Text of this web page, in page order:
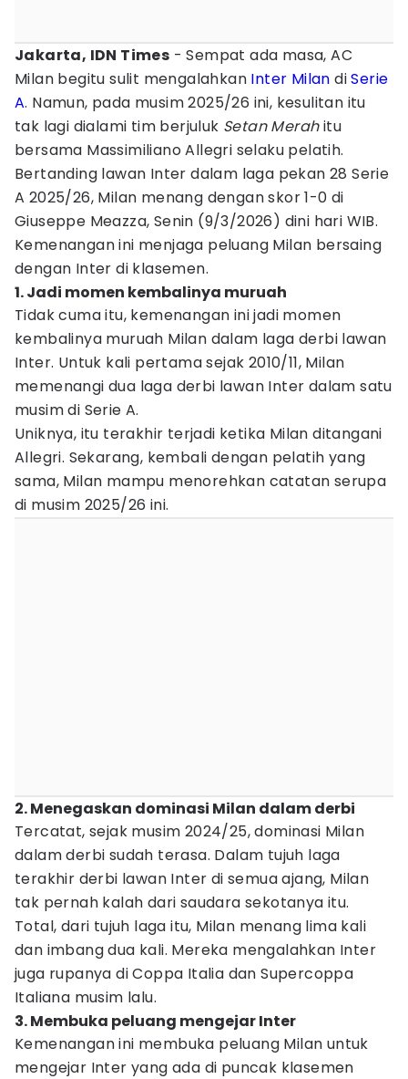
Jakarta, IDN Times - Sempat ada masa, AC
Milan begitu sulit mengalahkan Inter Milan diSerie
A. Namun, pada musim 2025/26 ini, kesulitan itu
tak lagi dialami tim berjuluk Setan Merahitu
bersama Massimiliano Allegri selaku pelatih.
Bertanding lawan Inter dalam laga pekan 28 Serie
A 2025/26, Milan menang dengan skor 1-0 di
Giuseppe Meazza, Senin (9/3/2026) dini hari WIB.
Kemenangan ini menjaga peluang Milan bersaing
dengan Inter di klasemen.
1. Jadi momen kembalinya muruah
Tidak cuma itu, kemenangan ini jadi momen
kembalinya muruah Milan dalam laga derbi lawan
Inter. Untuk kali pertama sejak 2010/11, Milan
memenangi dua laga derbi lawan Inter dalam satu
musim di Serie A.
Uniknya, itu terakhir terjadi ketika Milan ditangani
Allegri. Sekarang, kembali dengan pelatih yang
sama, Milan mampu menorehkan catatan serupa
di musim 2025/26 ini.
2. Menegaskan dominasi Milan dalam derbi
Tercatat, sejak musim 2024/25, dominasi Milan
dalam derbi sudah terasa. Dalam tujuh laga
terakhir derbi lawan Inter di semua ajang, Milan
tak pernah kalah dari saudara sekotanya itu.
Total, dari tujuh laga itu, Milan menang lima kali
dan imbang dua kali. Mereka mengalahkan Inter
juga rupanya di Coppa Italia dan Supercoppa
Italiana musim lalu.
3. Membuka peluang mengejar Inter
Kemenangan ini membuka peluang Milan untuk
mengejar Inter yang ada di puncak klasemen